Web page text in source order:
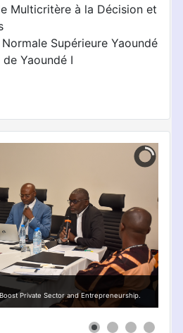
Multicritère à la Décision et
Supérieure Yaoundé
Yaoundé I
Private Sector and Entrepreneurship.